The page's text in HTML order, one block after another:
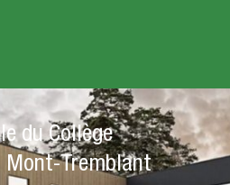
du Collège
Mont-Tremblant